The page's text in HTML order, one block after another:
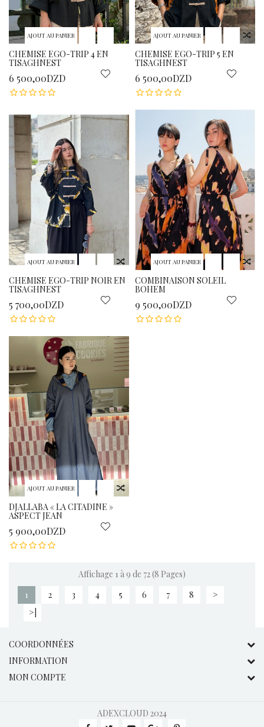
AJOUT AU PANIER
CHEMISE EGO-TRIP 4 EN
TISAGHNEST
6 500,00DZD
AJOUT AU PANIER
CHEMISE EGO-TRIP 5 EN
TISAGHNEST
6 500,00DZD
AJOUT AU PANIER
CHEMISE EGO-TRIP NOIR EN
TISAGHNEST
5 700,00DZD
AJOUT AU PANIER
COMBINAISON SOLEIL
BOHEM
9 500,00DZD
AJOUT AU PANIER
DJALLABA « LA CITADINE »
ASPECT JEAN
5 900,00DZD
Affichage 1 à 9 de 72 (8 Pages)
1
2 3 4 5 6 7 8
>
>|
COORDONNÉES
INFORMATION
MON COMPTE
ADEXCLOUD 2024